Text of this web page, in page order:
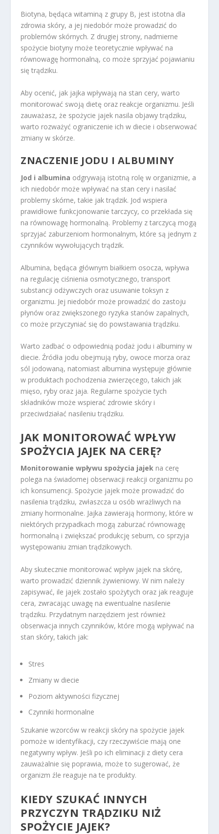
Biotyna, będąca witaminą z grupy B, jest istotna dla
zdrowia skóry, a jej niedobór może prowadzić do
problemów skórnych. Z drugiej strony, nadmierne
spożycie biotyny może teoretycznie wpływać na
równowagę hormonalną, co może sprzyjać pojawianiu
się trądziku.
Aby ocenić, jak jajka wpływają na stan cery, warto
monitorować swoją dietę oraz reakcje organizmu. Jeśli
zauważasz, że spożycie jajek nasila objawy trądziku,
warto rozważyć ograniczenie ich w diecie i obserwować
zmiany w skórze.
ZNACZENIE JODU I ALBUMINY
Jod i albumina odgrywają istotną rolę w organizmie, a
ich niedobór może wpływać na stan cery i nasilać
problemy skórne, takie jak trądzik. Jod wspiera
prawidłowe funkcjonowanie tarczycy, co przekłada się
na równowagę hormonalną. Problemy z tarczycą mogą
sprzyjać zaburzeniom hormonalnym, które są jednym z
czynników wywołujących trądzik.
Albumina, będąca głównym białkiem osocza, wpływa
na regulację ciśnienia osmotycznego, transport
substancji odżywczych oraz usuwanie toksyn z
organizmu. Jej niedobór może prowadzić do zastoju
płynów oraz zwiększonego ryzyka stanów zapalnych,
co może przyczyniać się do powstawania trądziku.
Warto zadbać o odpowiednią podaż jodu i albuminy w
diecie. Źródła jodu obejmują ryby, owoce morza oraz
sól jodowaną, natomiast albumina występuje głównie
w produktach pochodzenia zwierzęcego, takich jak
mięso, ryby oraz jaja. Regularne spożycie tych
składników może wspierać zdrowie skóry i
przeciwdziałać nasileniu trądziku.
JAK MONITOROWAĆ WPŁYW
SPOŻYCIA JAJEK NA CERĘ?
Monitorowanie wpływu spożycia jajek na cerę
polega na świadomej obserwacji reakcji organizmu po
ich konsumencji. Spożycie jajek może prowadzić do
nasilenia trądziku, zwłaszcza u osób wrażliwych na
zmiany hormonalne. Jajka zawierają hormony, które w
niektórych przypadkach mogą zaburzać równowagę
hormonalną i zwiększać produkcję sebum, co sprzyja
występowaniu zmian trądzikowych.
Aby skutecznie monitorować wpływ jajek na skórę,
warto prowadzić dziennik żywieniowy. W nim należy
zapisywać, ile jajek zostało spożytych oraz jak reaguje
cera, zwracając uwagę na ewentualne nasilenie
trądziku. Przydatnym narzędziem jest również
obserwacja innych czynników, które mogą wpływać na
stan skóry, takich jak:
Stres
Zmiany w diecie
Poziom aktywności fizycznej
Czynniki hormonalne
Szukanie wzorców w reakcji skóry na spożycie jajek
pomoże w identyfikacji, czy rzeczywiście mają one
negatywny wpływ. Jeśli po ich eliminacji z diety cera
zauważalnie się poprawia, może to sugerować, że
organizm źle reaguje na te produkty.
KIEDY SZUKAĆ INNYCH
PRZYCZYN TRĄDZIKU NIŻ
SPOŻYCIE JAJEK?